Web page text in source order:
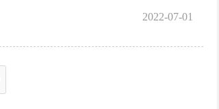
2022-07-01